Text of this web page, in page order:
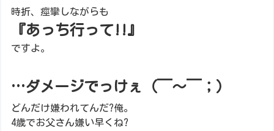
時折、痙攣しながらも
『あっち行って!!』
ですよ。
…ダメージでっけぇ（￣～￣；）
どんだけ嫌われてんだ?俺。
4歳でお父さん嫌い早くね?